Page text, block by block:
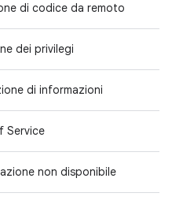
di codice da remoto
dei privilegi
di informazioni
Service
non disponibile